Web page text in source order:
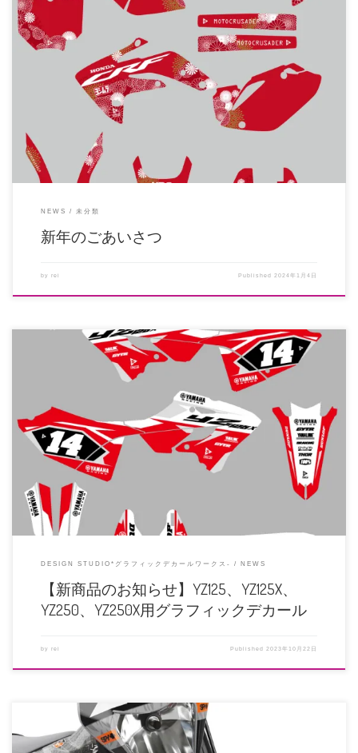
新年明けましておめでとうございます。 2024年もよろしくお願いいたしま
す。 明けて早々痛ましい出来 […]
NEWS 未分類
新年のごあいさつ
by rei Published2024年1月4日
走るデカール屋のお知らせですー！ YZ250F /YZ450Fで人気のグラフィックが
YZ125、YZ […]
DESIGN STUDIO*グラフィックデカールワークス- NEWS
【新商品のお知らせ】YZ125、YZ125X、
YZ250、YZ250X用グラフィックデカール
by rei Published2023年10月22日